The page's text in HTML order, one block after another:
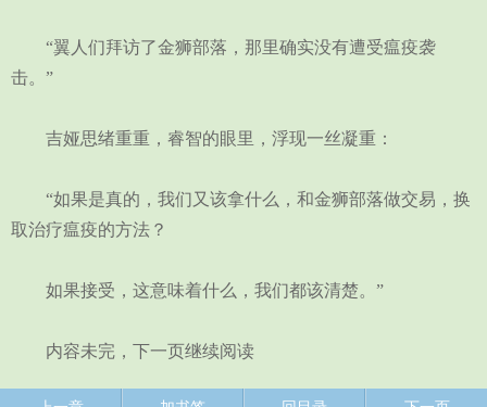
“翼人们拜访了金狮部落，那里确实没有遭受瘟疫袭
击。”
吉娅思绪重重，睿智的眼里，浮现一丝凝重：
“如果是真的，我们又该拿什么，和金狮部落做交易，换
取治疗瘟疫的方法？
如果接受，这意味着什么，我们都该清楚。”
内容未完，下一页继续阅读